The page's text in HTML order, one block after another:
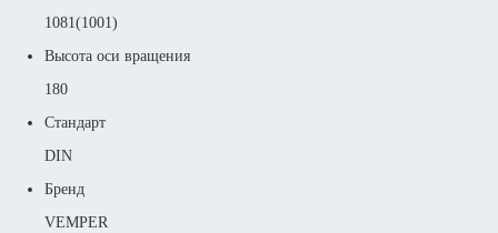
1081(1001)
Высота оси вращения
180
Стандарт
DIN
Бренд
VEMPER